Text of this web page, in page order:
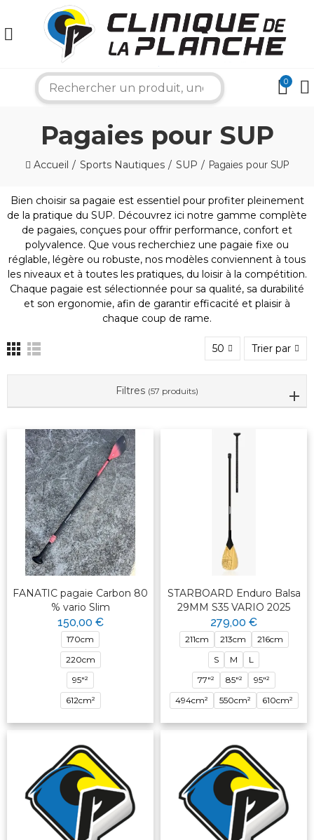
0
Pagaies pour SUP
Accueil Sports Nautiques SUP Pagaies pour SUP
Bien choisir sa pagaie est essentiel pour profiter pleinement
de la pratique du SUP. Découvrez ici notre gamme complète
de pagaies, conçues pour offrir performance, confort et
polyvalence. Que vous recherchiez une pagaie fixe ou
réglable, légère ou robuste, nos modèles conviennent à tous
les niveaux et à toutes les pratiques, du loisir à la compétition.
Chaque pagaie est sélectionnée pour sa qualité, sa durabilité
et son ergonomie, afin de garantir efficacité et plaisir à
chaque coup de rame.
50 Trier par
Filtres (57 produits)
FANATIC pagaie Carbon 80
% vario Slim
150,00 €
170cm
220cm
95"²
612cm²
STARBOARD Enduro Balsa
29MM S35 VARIO 2025
279,00 €
211cm 213cm
216cm
S
M
L
77"²
85"²
95"²
494cm²
550cm² 610cm²
×
Bonjour ! Je suis votre expert nautique.
Comment puis-je vous aider aujourd'hui ?